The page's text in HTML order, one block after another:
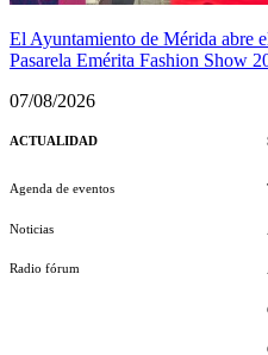
El Ayuntamiento de Mérida abre
Pasarela Emérita Fashion Show
07/08/2026
ACTUALIDAD
Agenda de eventos
Noticias
Radio fórum